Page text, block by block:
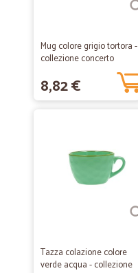
Mug colore grigio tortora -
collezione concerto
8,82 €
Tazza colazione colore
verde acqua - collezione